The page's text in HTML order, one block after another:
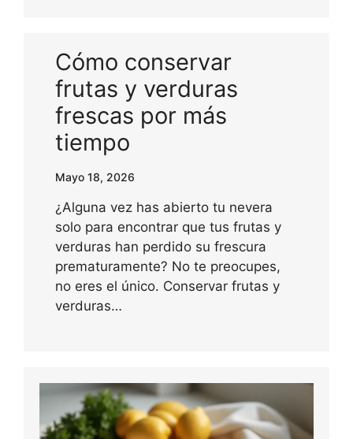
Cómo conservar
frutas y verduras
frescas por más
tiempo
Mayo 18, 2026
¿Alguna vez has abierto tu nevera
solo para encontrar que tus frutas y
verduras han perdido su frescura
prematuramente? No te preocupes,
no eres el único. Conservar frutas y
verduras…